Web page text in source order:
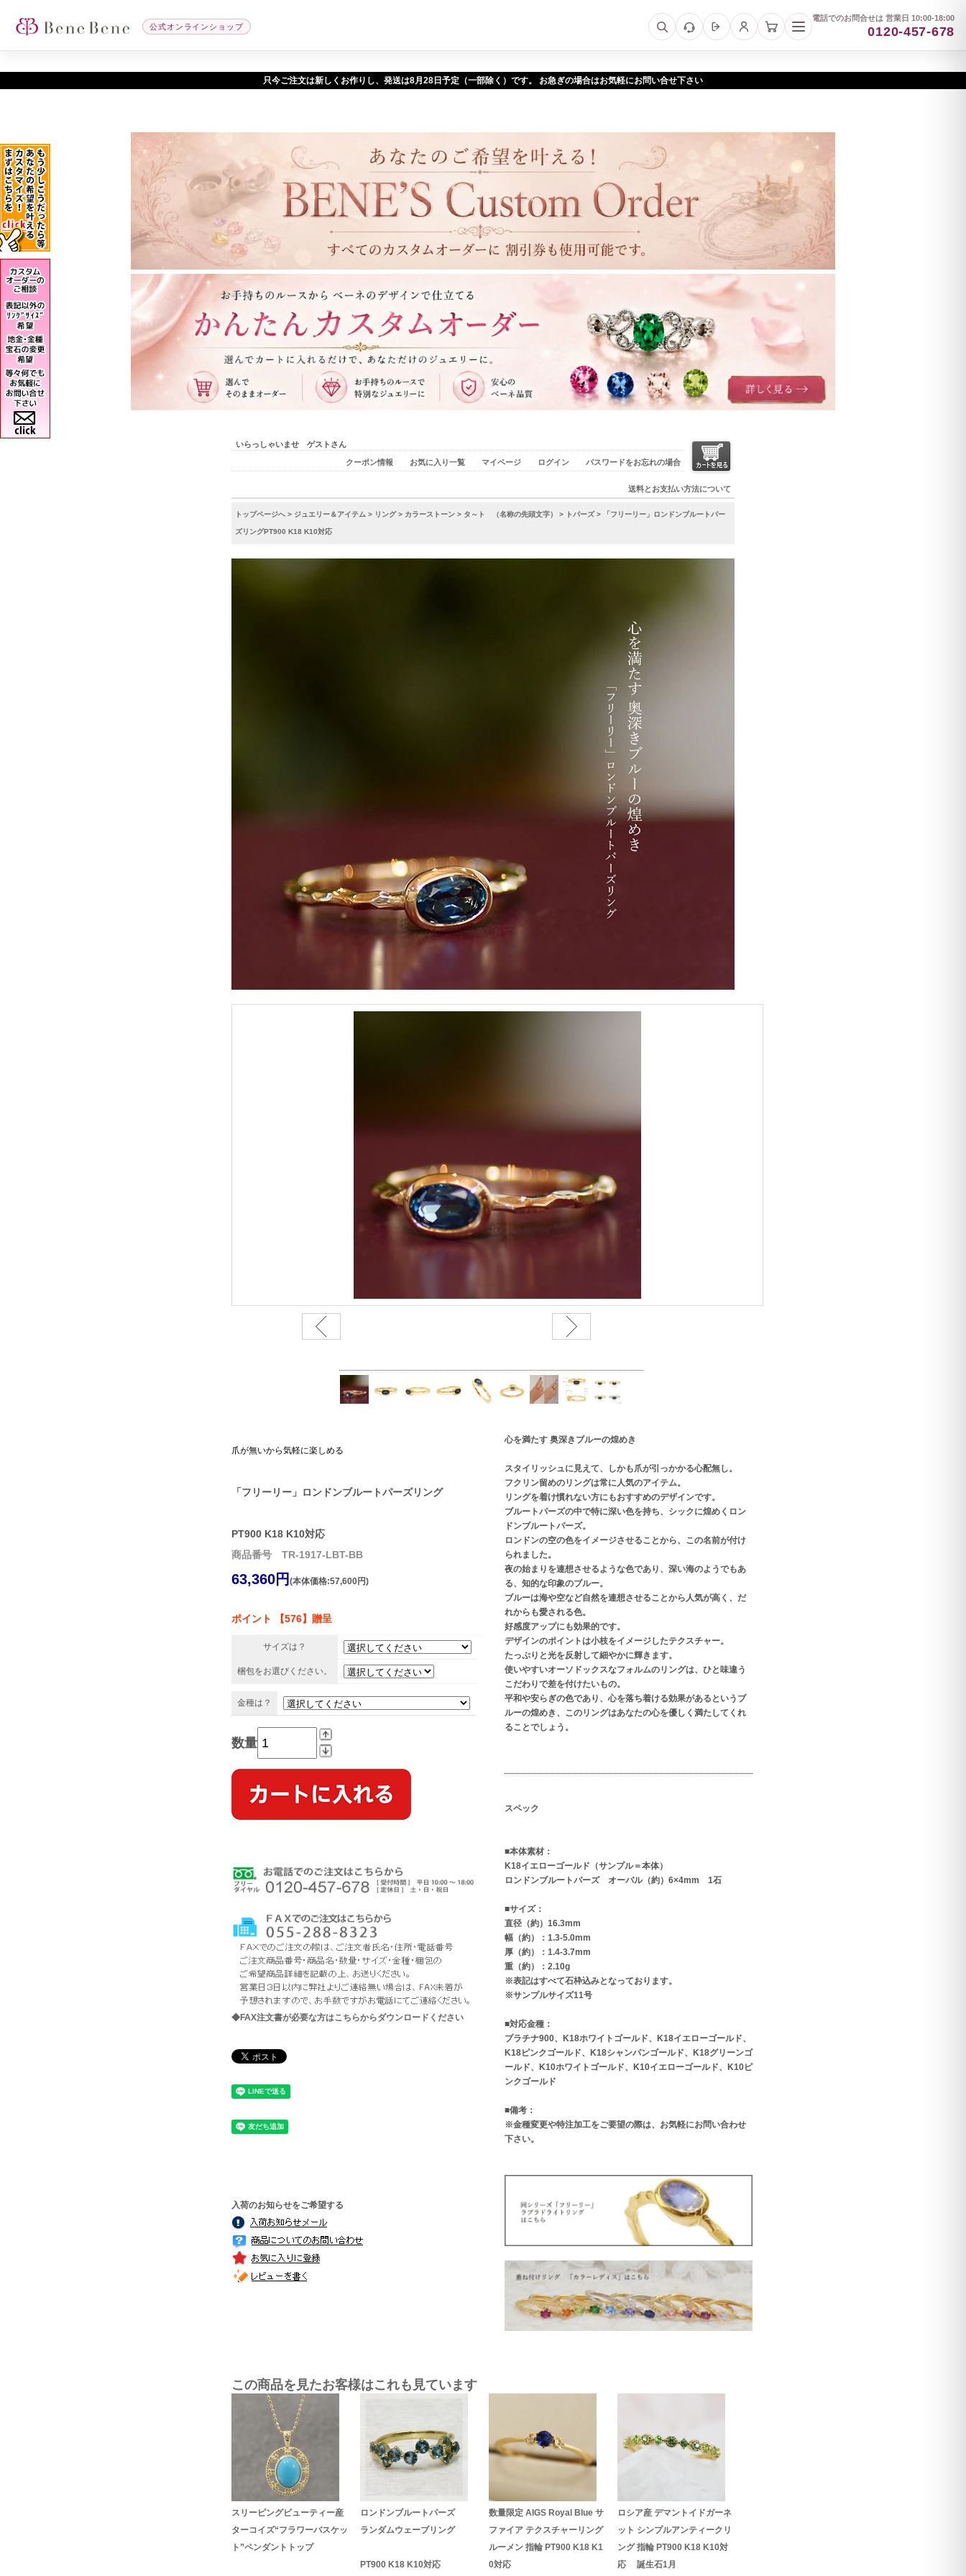
只今ご注文は新しくお作りし、発送は 予定（一部除く）です。 お急ぎの場合はお気軽にお問い合せ下さい
公式オンラインショップ
電話でのお問合せは 営業日 10:00-18:00
0120-457-678
いらっしゃいませ ゲストさん
クーポン情報 お気に入り一覧 マイページ ログイン パスワードをお忘れの場合
送料とお支払い方法について
トップページへ > ジュエリー＆アイテム > リング> カラーストーン > タ～ト （名称の先頭文字） > トパーズ> 「フリーリー」ロンドンブルートパー
ズリングPT900 K18 K10対応
心を満たす 奥深きブルーの煌めき
スタイリッシュに見えて、しかも爪が引っかかる心配無し。
フクリン留めのリングは常に人気のアイテム。
リングを着け慣れない方にもおすすめのデザインです。
ブルートパーズの中で特に深い色を持ち、シックに煌めくロン
ドンブルートパーズ。
ロンドンの空の色をイメージさせることから、この名前が付け
られました。
夜の始まりを連想させるような色であり、深い海のようでもあ
る、知的な印象のブルー。
ブルーは海や空など自然を連想させることから人気が高く、だ
れからも愛される色。
好感度アップにも効果的です。
デザインのポイントは小枝をイメージしたテクスチャー。
たっぷりと光を反射して細やかに輝きます。
使いやすいオーソドックスなフォルムのリングは、ひと味違う
こだわりで差を付けたいもの。
平和や安らぎの色であり、心を落ち着ける効果があるというブ
ルーの煌めき、このリングはあなたの心を優しく満たしてくれ
ることでしょう。
スペック
■本体素材：
K18イエローゴールド（サンプル＝本体）
ロンドンブルートパーズ オーバル（約）6×4mm 1石
■サイズ：
直径（約）16.3mm
幅（約）：1.3-5.0mm
厚（約）：1.4-3.7mm
重（約）：2.10g
※表記はすべて石枠込みとなっております。
※サンプルサイズ11号
■対応金種：
プラチナ900、K18ホワイトゴールド、K18イエローゴールド、
K18ピンクゴールド、K18シャンパンゴールド、K18グリーンゴ
ールド、K10ホワイトゴールド、K10イエローゴールド、K10ピ
ンクゴールド
■備考：
※金種変更や特注加工をご要望の際は、お気軽にお問い合わせ
下さい。
爪が無いから気軽に楽しめる
「フリーリー」ロンドンブルートパーズリング
PT900 K18 K10対応
商品番号 TR-1917-LBT-BB
63,360円 (本体価格:57,600円)
ポイント 【576】贈呈
サイズは？
梱包をお選びください。
金種は？
数量
◆FAX注文書が必要な方はこちらからダウンロードください
入荷のお知らせをご希望する
この商品を見たお客様はこれも見ています
スリーピングビューティー産
ターコイズ“フラワーバスケッ
ト”ペンダントトップ
ロンドンブルートパーズ
ランダムウェーブリング
PT900 K18 K10対応
数量限定 AIGS Royal Blue サ
ファイア テクスチャーリング
ルーメン 指輪 PT900 K18 K1
0対応
ロシア産 デマントイドガーネ
ット シンプルアンティークリ
ング 指輪 PT900 K18 K10対
応 誕生石1月